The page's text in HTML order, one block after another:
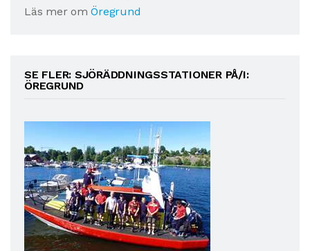
Läs mer omÖregrund
SE FLER: SJÖRÄDDNINGSSTATIONER PÅ/I:
ÖREGRUND